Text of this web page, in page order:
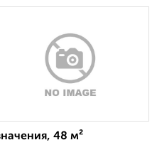
48 м²